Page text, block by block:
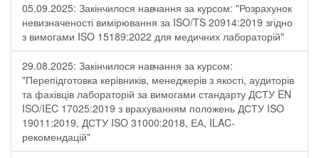
05.09.2025: Закінчилося навчання за курсом: "Розрахунок
невизначеності вимірювання за ISO/TS 20914:2019 згідно
з вимогами ISO 15189:2022 для медичних лабораторій"
29.08.2025: Закінчилося навчання за курсом:
"Перепідготовка керівників, менеджерів з якості, аудиторів
та фахівців лабораторій за вимогами стандарту ДСТУ EN
ISO/IEC 17025:2019 з врахуванням положень ДСТУ ISO
19011:2019, ДСТУ ISO 31000:2018, ЕА, ILAC-
рекомендацій"